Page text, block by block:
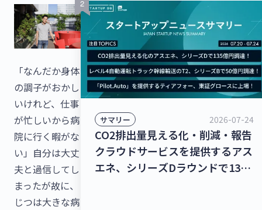
「なんだか身体
の調子がおかし
いけれど、仕事
が忙しいから病
院に行く暇がな
い」自分は大丈
夫と過信してし
まったが故に、
じつは大きな病
サマリー 2026-07-24
CO2排出量見える化・削減・報告
クラウドサービスを提供するアス
エネ、シリーズDラウンドで135